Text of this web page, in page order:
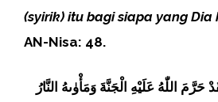
(syirik) itu bagi siapa yang Dia
AN-Nisa: 48.
اللّٰهُ عَلَيْهِ الْجَنَّةَ وَمَأْوٰىهُ النَّارُ